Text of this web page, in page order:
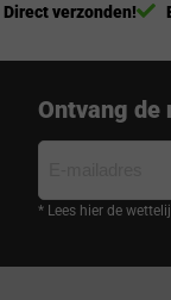
Direct verzonden!
Ontvang
* Lees hier de